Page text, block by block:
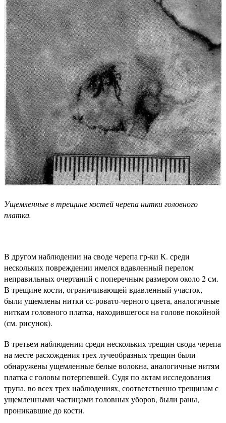
Ущемленные в трещине костей черепа нитки головного
платка.
В другом наблюдении на своде черепа гр-ки К. среди
нескольких повреждении имелся вдавленный перелом
неправильных очертаний с поперечным размером около 2 см.
В трещине кости, ограничивающей вдавленный участок,
были ущемлены нитки сс-ровато-черного цвета, аналогичные
ниткам головного платка, находившегося на голове покойной
(см. рисунок).
В третьем наблюдении среди нескольких трещин свода черепа
на месте расхождения трех лучеобразных трещин были
обнаружены ущемленные белые волокна, аналогичные нитям
платка с головы потерпевшей. Судя по актам исследования
трупа, во всех трех наблюдениях, соответственно трещинам с
ущемленными частицами головных уборов, были раны,
проникавшие до кости.